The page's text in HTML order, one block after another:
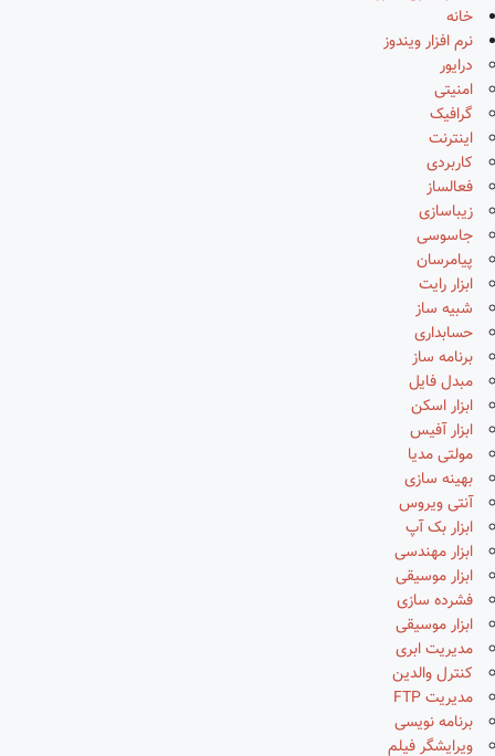
خانه
نرم افزار ویندوز
درایور
امنیتی
گرافیک
اینترنت
کاربردی
فعالساز
زیباسازی
جاسوسی
پیامرسان
ابزار رایت
شبیه ساز
حسابداری
برنامه ساز
مبدل فایل
ابزار اسکن
ابزار آفیس
مولتی مدیا
بهینه سازی
آنتی ویروس
ابزار بک آپ
ابزار مهندسی
ابزار موسیقی
فشرده سازی
ابزار موسیقی
مدیریت ابری
کنترل والدین
مدیریت FTP
برنامه نویسی
ویرایشگر فیلم